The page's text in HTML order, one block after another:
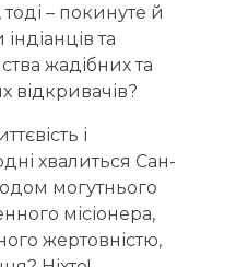
– покинуте й
та
жадібних та
відкривачів?
і
хвалиться Сан-
могутнього
місіонера,
жертовністю,